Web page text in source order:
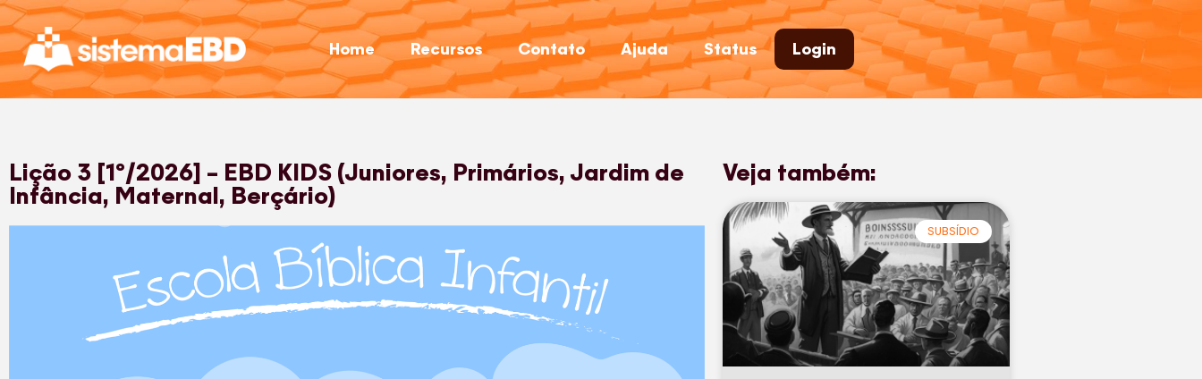
Home Recursos Contato Ajuda Status Login
Lição 3 [1º/2026] – EBD KIDS (Juniores, Primários, Jardim de
Infância, Maternal, Berçário)
Veja também:
SUBSÍDIO